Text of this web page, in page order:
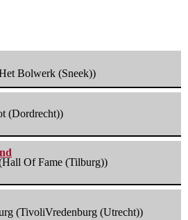
Bolwerk (Sneek))
(Dordrecht))
Of Fame (Tilburg))
(TivoliVredenburg (Utrecht))